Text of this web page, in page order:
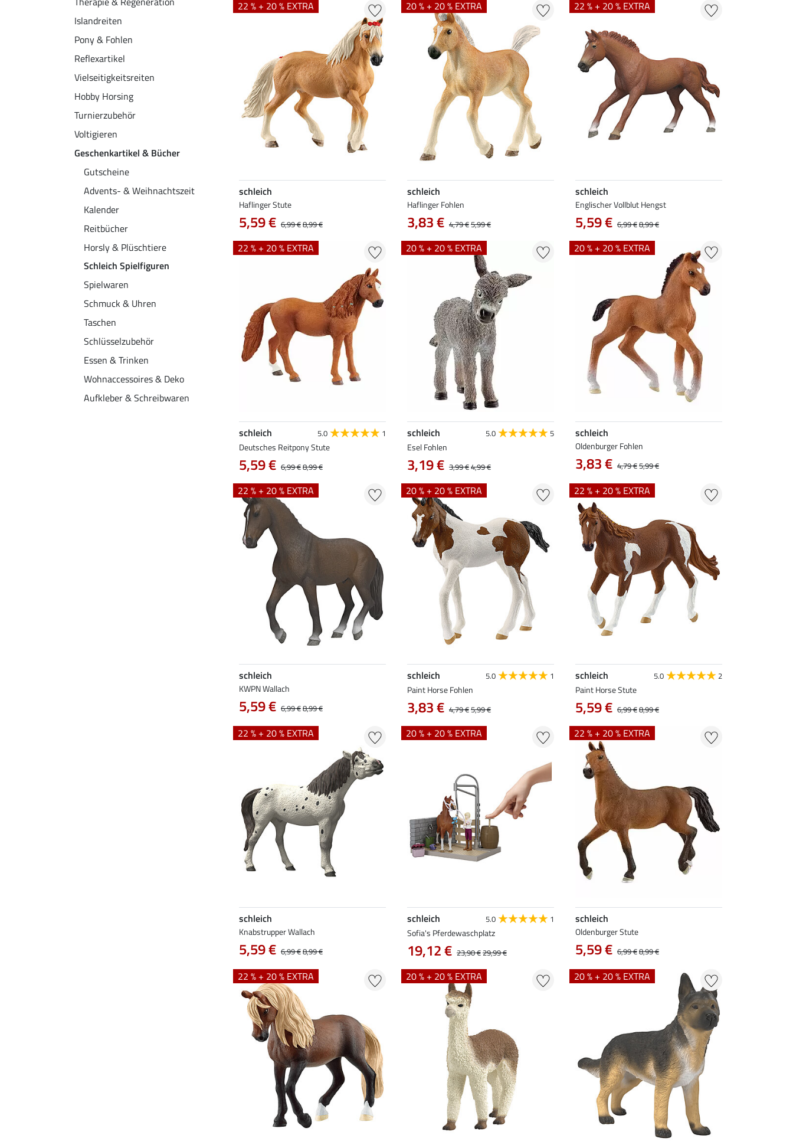
Islandreiten
Pony & Fohlen
Reflexartikel
Vielseitigkeitsreiten
Hobby Horsing
Turnierzubehör
Voltigieren
Geschenkartikel & Bücher
Gutscheine
Advents- & Weihnachtszeit
Kalender
Reitbücher
Horsly & Plüschtiere
Schleich Spielfiguren
Spielwaren
Schmuck & Uhren
Taschen
Schlüsselzubehör
Essen & Trinken
Wohnaccessoires & Deko
Aufkleber & Schreibwaren
22 % + 20 % EXTRA
schleich
Haflinger Stute
5,59 € 6,99 €8,99 €
20 % + 20 % EXTRA
schleich
Haflinger Fohlen
3,83 € 4,79 €5,99 €
22 % + 20 % EXTRA
schleich
Englischer Vollblut Hengst
5,59 € 6,99 €8,99 €
22 % + 20 % EXTRA
schleich 5.0 1
Deutsches Reitpony Stute
5,59 € 6,99 €8,99 €
20 % + 20 % EXTRA
schleich 5.0 5
Esel Fohlen
3,19 € 3,99 €4,99 €
20 % + 20 % EXTRA
schleich
Oldenburger Fohlen
3,83 € 4,79 €5,99 €
22 % + 20 % EXTRA
schleich
KWPN Wallach
5,59 € 6,99 €8,99 €
20 % + 20 % EXTRA
schleich 5.0 1
Paint Horse Fohlen
3,83 € 4,79 €5,99 €
22 % + 20 % EXTRA
schleich 5.0 2
Paint Horse Stute
5,59 € 6,99 €8,99 €
22 % + 20 % EXTRA
schleich
Knabstrupper Wallach
5,59 € 6,99 €8,99 €
20 % + 20 % EXTRA
schleich 5.0 1
Sofia's Pferdewaschplatz
19,12 € 23,90 €29,99 €
22 % + 20 % EXTRA
schleich
Oldenburger Stute
5,59 € 6,99 €8,99 €
22 % + 20 % EXTRA 20 % + 20 % EXTRA 20 % + 20 % EXTRA